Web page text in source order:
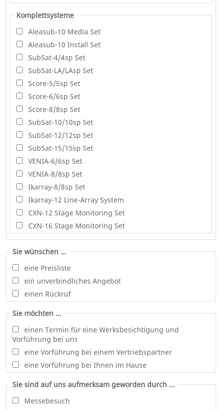
Komplettsysteme
Aleasub-10 Media Set
Aleasub-10 Install Set
SubSat-4/4sp Set
SubSat-LA/LAsp Set
Score-5/5sp Set
Score-6/6sp Set
Score-8/8sp Set
SubSat-10/10sp Set
SubSat-12/12sp Set
SubSat-15/15sp Set
VENIA-6/6sp Set
VENIA-8/8sp Set
Ikarray-8/8sp Set
Ikarray-12 Line-Array System
CXN-12 Stage Monitoring Set
CXN-16 Stage Monitoring Set
Sie wünschen …
eine Preisliste
ein unverbindliches Angebot
einen Rückruf
Sie möchten …
einen Termin für eine Werksbesichtigung und
Vorführung bei uns
eine Vorführung bei einem Vertriebspartner
eine Vorführung bei Ihnen im Hause
Sie sind auf uns aufmerksam geworden durch ...
Messebesuch